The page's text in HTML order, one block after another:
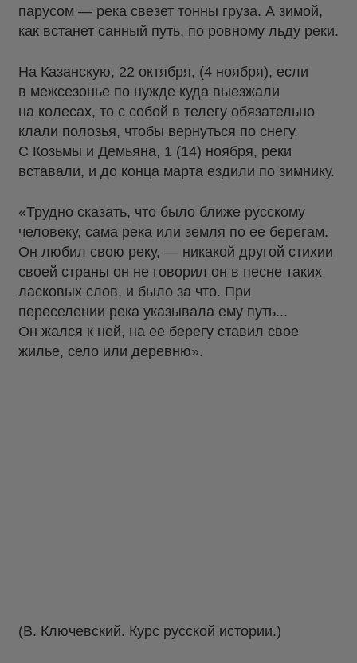
парусом — река свезет тонны груза. А зимой,
как встанет санный путь, по ровному льду реки.
На Казанскую, 22 октября, (4 ноября), если
в межсезонье по нужде куда выезжали
на колесах, то с собой в телегу обязательно
клали полозья, чтобы вернуться по снегу.
С Козьмы и Демьяна, 1 (14) ноября, реки
вставали, и до конца марта ездили по зимнику.
«Трудно сказать, что было ближе русскому
человеку, сама река или земля по ее берегам.
Он любил свою реку, — никакой другой стихии
своей страны он не говорил он в песне таких
ласковых слов, и было за что. При
переселении река указывала ему путь...
Он жался к ней, на ее берегу ставил свое
жилье, село или деревню».
(В. Ключевский. Курс русской истории.)